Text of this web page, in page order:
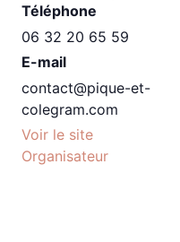
Téléphone
06 32 20 65 59
E-mail
contact@pique-et-
colegram.com
Voir le site
Organisateur